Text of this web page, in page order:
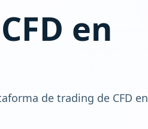
en
de trading de CFD en